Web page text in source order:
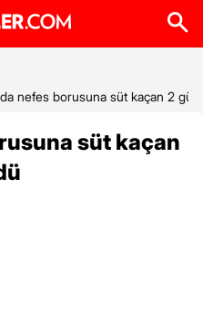
nefes borusuna süt kaçan 2
süt kaçan